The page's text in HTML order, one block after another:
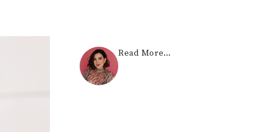
Read More…